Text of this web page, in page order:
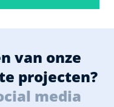
van onze
projecten?
media